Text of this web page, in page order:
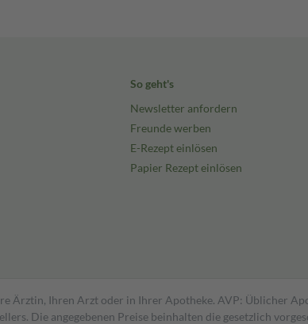
So geht's
Newsletter anfordern
Freunde werben
E-Rezept einlösen
Papier Rezept einlösen
Ärztin, Ihren Arzt oder in Ihrer Apotheke. AVP: Üblicher
Die angegebenen Preise beinhalten die gesetzlich